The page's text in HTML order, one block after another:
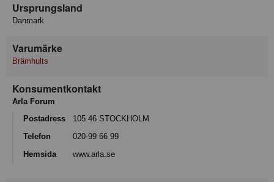
Ursprungsland
Danmark
Varumärke
Brämhults
Konsumentkontakt
Arla Forum
Postadress
105 46 STOCKHOLM
Telefon
020-99 66 99
Hemsida
www.arla.se